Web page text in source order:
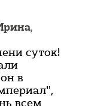
,
суток!
в
всем